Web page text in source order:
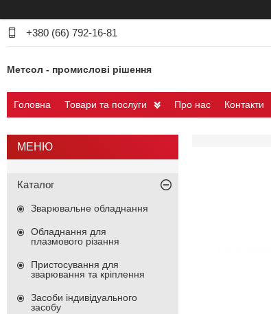
+380 (66) 792-16-81
Метсол - промислові рішення
Головна Товари та послуги Про нас Контакти
Каталог
Зварювальне обладнання
Обладнання для
плазмового різання
Пристосування для
зварювання та кріплення
Засоби індивідуального
засобу